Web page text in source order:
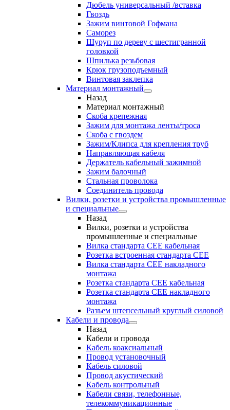
Дюбель универсальный /вставка
Гвоздь
Зажим винтовой Гофмана
Саморез
Шуруп по дереву с шестигранной
головкой
Шпилька резьбовая
Крюк грузоподъемный
Винтовая заклепка
Материал монтажный
Назад
Материал монтажный
Скоба крепежная
Зажим для монтажа ленты/троса
Скоба с гвоздем
Зажим/Клипса для крепления труб
Направляющая кабеля
Держатель кабельный зажимной
Зажим балочный
Стальная проволока
Соединитель провода
Вилки, розетки и устройства промышленные
и специальные
Назад
Вилки, розетки и устройства
промышленные и специальные
Вилка стандарта CEE кабельная
Розетка встроенная стандарта CEE
Вилка стандарта CEE накладного
монтажа
Розетка стандарта СЕЕ кабельная
Розетка стандарта СЕЕ накладного
монтажа
Разъем штепсельный круглый силовой
Кабели и провода
Назад
Кабели и провода
Кабель коаксиальный
Провод установочный
Кабель силовой
Провод акустический
Кабель контрольный
Кабели связи, телефонные,
телекоммуникационные